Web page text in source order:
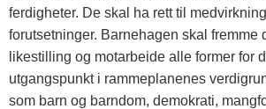
ferdigheter. De skal ha rett til
forutsetninger. Barnehagen skal fremme
likestilling og motarbeide alle former for
utgangspunkt i rammeplanenes
som barn og barndom, demokrati,